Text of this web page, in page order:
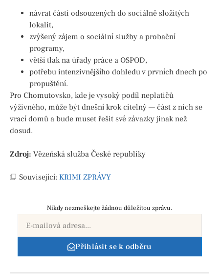
návrat části odsouzených do sociálně složitých
lokalit,
zvýšený zájem o sociální služby a probační
programy,
větší tlak na úřady práce a OSPOD,
potřebu intenzivnějšího dohledu v prvních dnech po
propuštění.
Pro Chomutovsko, kde je vysoký podíl neplatičů
výživného, může být dnešní krok citelný — část z nich se
vrací domů a bude muset řešit své závazky jinak než
dosud.
Zdroj: Vězeňská služba České republiky
Související: KRIMI ZPRÁVY
Nikdy nezmeškejte žádnou důležitou zprávu.
Přihlásit se k odběru